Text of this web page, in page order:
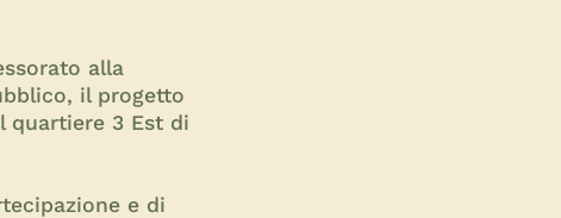
alla
il progetto
quartiere 3 Est di
e di